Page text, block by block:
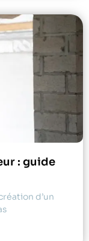
: guide
d’un